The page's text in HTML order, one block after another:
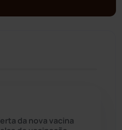
(03)
da nova vacina